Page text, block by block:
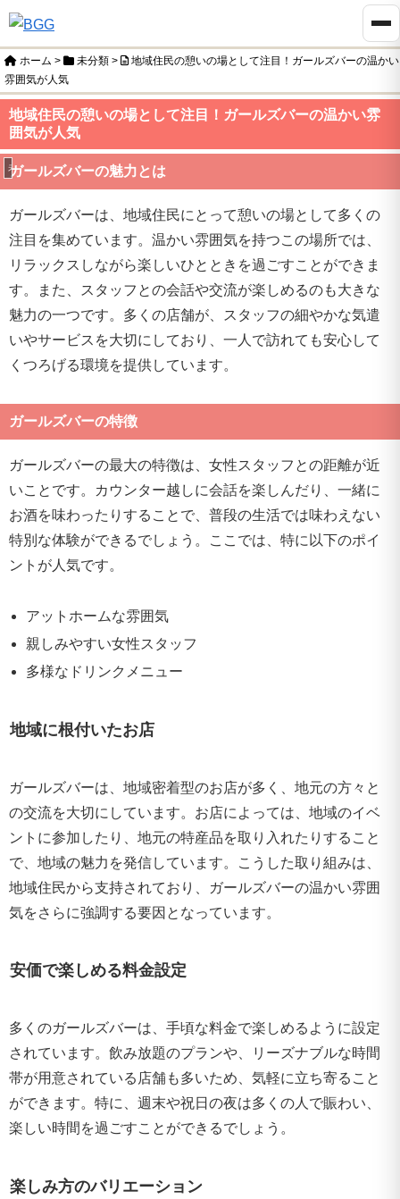
ホーム > 未分類 >
地域住民の憩いの場として注目！ガールズバーの温かい
雰囲気が人気
地域住民の憩いの場として注目！ガールズバーの温かい雰
囲気が人気
未分類
ガールズバーの魅力とは
ガールズバーは、地域住民にとって憩いの場として多くの
注目を集めています。温かい雰囲気を持つこの場所では、
リラックスしながら楽しいひとときを過ごすことができま
す。また、スタッフとの会話や交流が楽しめるのも大きな
魅力の一つです。多くの店舗が、スタッフの細やかな気遣
いやサービスを大切にしており、一人で訪れても安心して
くつろげる環境を提供しています。
ガールズバーの特徴
ガールズバーの最大の特徴は、女性スタッフとの距離が近
いことです。カウンター越しに会話を楽しんだり、一緒に
お酒を味わったりすることで、普段の生活では味わえない
特別な体験ができるでしょう。ここでは、特に以下のポイ
ントが人気です。
アットホームな雰囲気
親しみやすい女性スタッフ
多様なドリンクメニュー
地域に根付いたお店
ガールズバーは、地域密着型のお店が多く、地元の方々と
の交流を大切にしています。お店によっては、地域のイベ
ントに参加したり、地元の特産品を取り入れたりすること
で、地域の魅力を発信しています。こうした取り組みは、
地域住民から支持されており、ガールズバーの温かい雰囲
気をさらに強調する要因となっています。
安価で楽しめる料金設定
多くのガールズバーは、手頃な料金で楽しめるように設定
されています。飲み放題のプランや、リーズナブルな時間
帯が用意されている店舗も多いため、気軽に立ち寄ること
ができます。特に、週末や祝日の夜は多くの人で賑わい、
楽しい時間を過ごすことができるでしょう。
楽しみ方のバリエーション